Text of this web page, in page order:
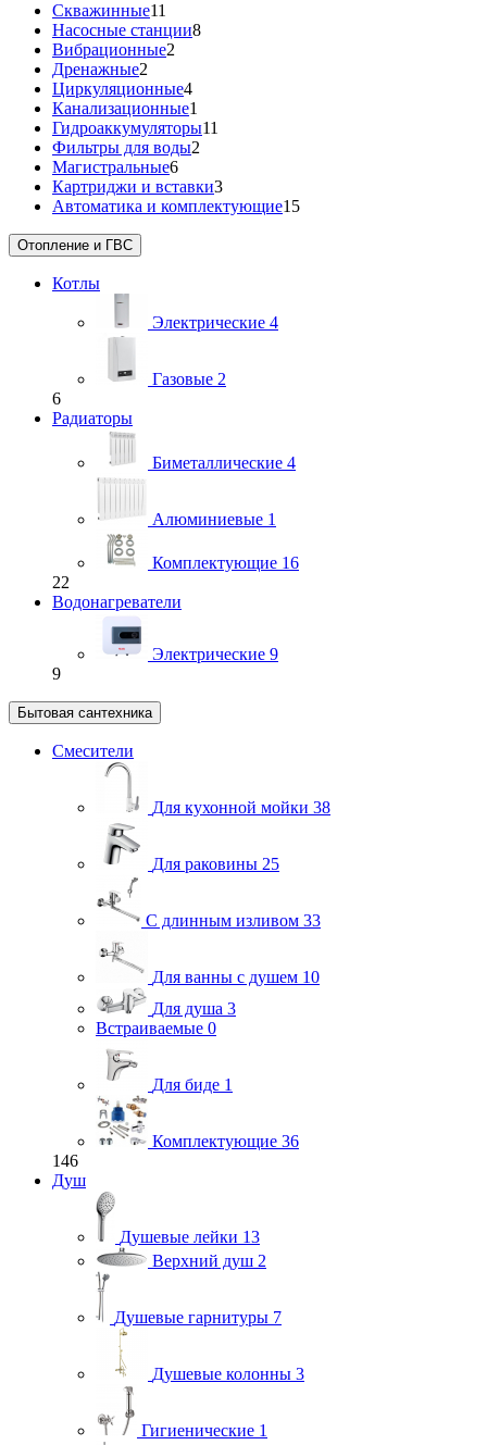
Скважинные11
Насосные станции8
Вибрационные2
Дренажные2
Циркуляционные4
Канализационные1
Гидроаккумуляторы11
Фильтры для воды2
Магистральные6
Картриджи и вставки3
Автоматика и комплектующие15
Отопление и ГВС
Котлы
Электрические 4
Газовые 2
6
Радиаторы
Биметаллические 4
Алюминиевые 1
Комплектующие 16
22
Водонагреватели
Электрические 9
9
Бытовая сантехника
Смесители
Для кухонной мойки 38
Для раковины 25
С длинным изливом 33
Для ванны с душем 10
Для душа 3
Встраиваемые 0
Для биде 1
Комплектующие 36
146
Душ
Душевые лейки 13
Верхний душ 2
Душевые гарнитуры 7
Душевые колонны 3
Гигиенические 1